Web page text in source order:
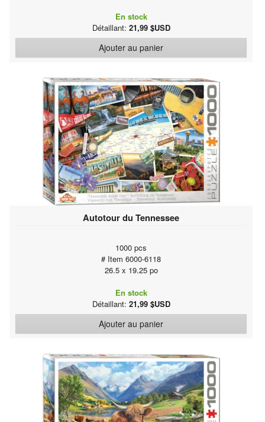
En stock
Détaillant: 21,99 $USD
Ajouter au panier
Autotour du Tennessee
1000 pcs
# Item 6000-6118
26.5 x 19.25 po
En stock
Détaillant: 21,99 $USD
Ajouter au panier